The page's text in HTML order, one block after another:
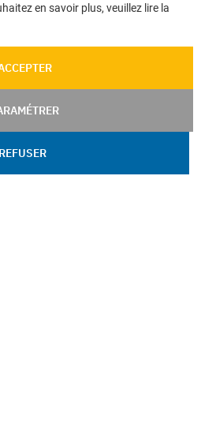
en savoir plus, veuillez lire la
REFUSER